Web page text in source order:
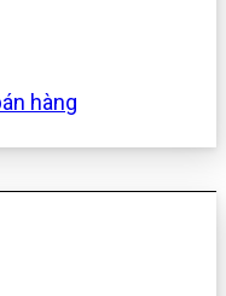
hàng